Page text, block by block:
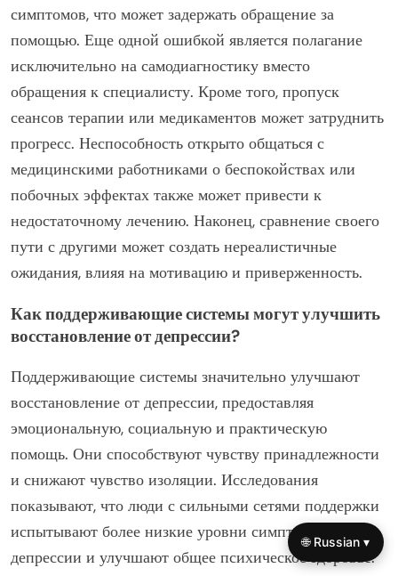
симптомов, что может задержать обращение за
помощью. Еще одной ошибкой является полагание
исключительно на самодиагностику вместо
обращения к специалисту. Кроме того, пропуск
сеансов терапии или медикаментов может затруднить
прогресс. Неспособность открыто общаться с
медицинскими работниками о беспокойствах или
побочных эффектах также может привести к
недостаточному лечению. Наконец, сравнение своего
пути с другими может создать нереалистичные
ожидания, влияя на мотивацию и приверженность.
Как поддерживающие системы могут улучшить
восстановление от депрессии?
Поддерживающие системы значительно улучшают
восстановление от депрессии, предоставляя
эмоциональную, социальную и практическую
помощь. Они способствуют чувству принадлежности
и снижают чувство изоляции. Исследования
показывают, что люди с сильными сетями поддержки
испытывают более низкие уровни симптомов
депрессии и улучшают общее психическое здоровье.
🌐 Russian ▾